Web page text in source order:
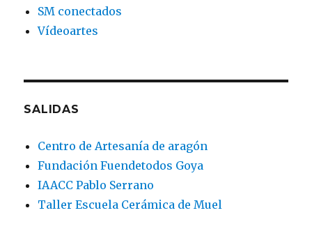
SM conectados
Vídeoartes
SALIDAS
Centro de Artesanía de aragón
Fundación Fuendetodos Goya
IAACC Pablo Serrano
Taller Escuela Cerámica de Muel